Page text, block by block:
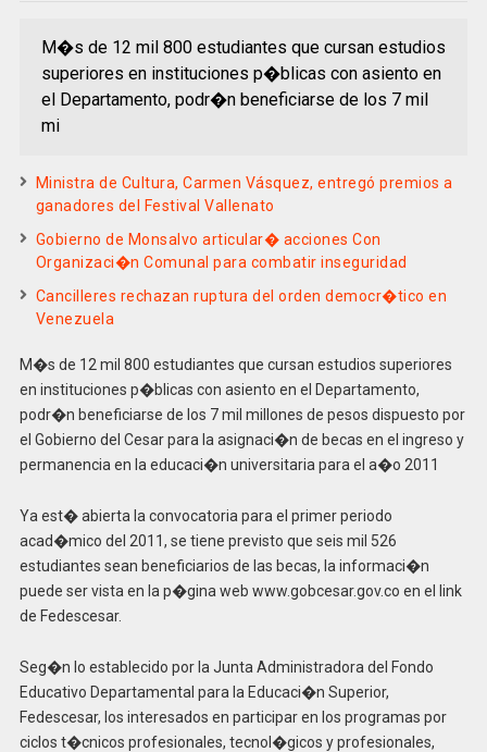
M�s de 12 mil 800 estudiantes que cursan estudios
superiores en instituciones p�blicas con asiento en
el Departamento, podr�n beneficiarse de los 7 mil
mi
Ministra de Cultura, Carmen Vásquez, entregó premios a
ganadores del Festival Vallenato
Gobierno de Monsalvo articular� acciones Con
Organizaci�n Comunal para combatir inseguridad
Cancilleres rechazan ruptura del orden democr�tico en
Venezuela
M�s de 12 mil 800 estudiantes que cursan estudios superiores
en instituciones p�blicas con asiento en el Departamento,
podr�n beneficiarse de los 7 mil millones de pesos dispuesto por
el Gobierno del Cesar para la asignaci�n de becas en el ingreso y
permanencia en la educaci�n universitaria para el a�o 2011
Ya est� abierta la convocatoria para el primer periodo
acad�mico del 2011, se tiene previsto que seis mil 526
estudiantes sean beneficiarios de las becas, la informaci�n
puede ser vista en la p�gina web www.gobcesar.gov.co en el link
de Fedescesar.
Seg�n lo establecido por la Junta Administradora del Fondo
Educativo Departamental para la Educaci�n Superior,
Fedescesar, los interesados en participar en los programas por
ciclos t�cnicos profesionales, tecnol�gicos y profesionales,